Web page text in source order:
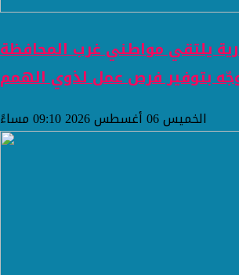
يلتقي مواطني غرب المحافظة
بتوفير فرص عمل لذوي الهمم
الخميس 06 أغسطس 2026 09:10 مساءً